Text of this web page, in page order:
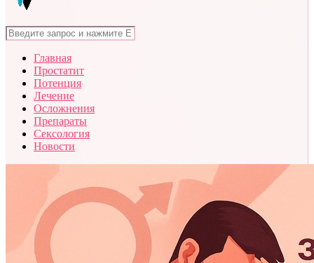
Главная
Простатит
Потенция
Лечение
Осложнения
Препараты
Сексология
Новости